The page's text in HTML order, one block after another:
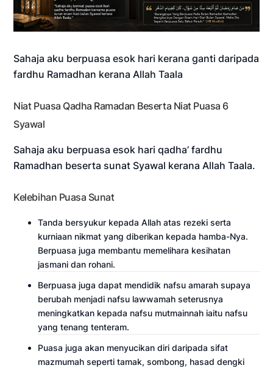
Sahaja aku berpuasa esok hari kerana ganti daripada
fardhu Ramadhan kerana Allah Taala
Niat Puasa Qadha Ramadan Beserta Niat Puasa 6
Syawal
Sahaja aku berpuasa esok hari qadha’ fardhu
Ramadhan beserta sunat Syawal kerana Allah Taala.
Kelebihan Puasa Sunat
Tanda bersyukur kepada Allah atas rezeki serta
kurniaan nikmat yang diberikan kepada hamba-Nya.
Berpuasa juga membantu memelihara kesihatan
jasmani dan rohani.
Berpuasa juga dapat mendidik nafsu amarah supaya
berubah menjadi nafsu lawwamah seterusnya
meningkatkan kepada nafsu mutmainnah iaitu nafsu
yang tenang tenteram.
Puasa juga akan menyucikan diri daripada sifat
mazmumah seperti tamak, sombong, hasad dengki